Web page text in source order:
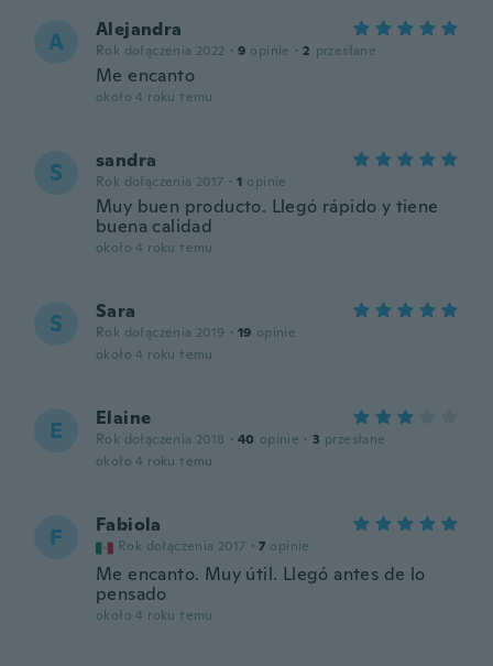
A Alejandra
Rok dołączenia 2022 · 9 opinie · 2 przesłane
Me encanto
około 4 roku temu
S sandra
Rok dołączenia 2017 · 1 opinie
Muy buen producto. Llegó rápido y tiene
buena calidad
około 4 roku temu
S Sara
Rok dołączenia 2019 · 19 opinie
około 4 roku temu
E Elaine
Rok dołączenia 2018 · 40 opinie · 3 przesłane
około 4 roku temu
F Fabiola
Rok dołączenia 2017 · 7 opinie
Me encanto. Muy útil. Llegó antes de lo
pensado
około 4 roku temu